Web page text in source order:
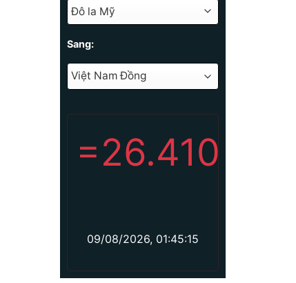
Sang:
=26.410
09/08/2026, 01:45:15